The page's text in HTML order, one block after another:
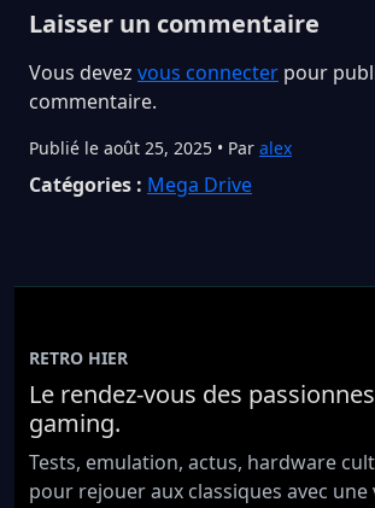
Laisser un commentaire
Vous devez vous connecter pour
commentaire.
Publié le août 25, 2025 • Par alex
Catégories : Mega Drive
RETRO HIER
Le rendez-vous des
gaming.
Tests, emulation, actus, hardware
pour rejouer aux classiques avec